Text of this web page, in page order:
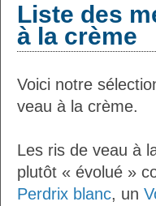
Liste des
à la crème
Voici notre
veau à la crème.
Les ris de veau à
plutôt « évolué »
Perdrix blanc, un